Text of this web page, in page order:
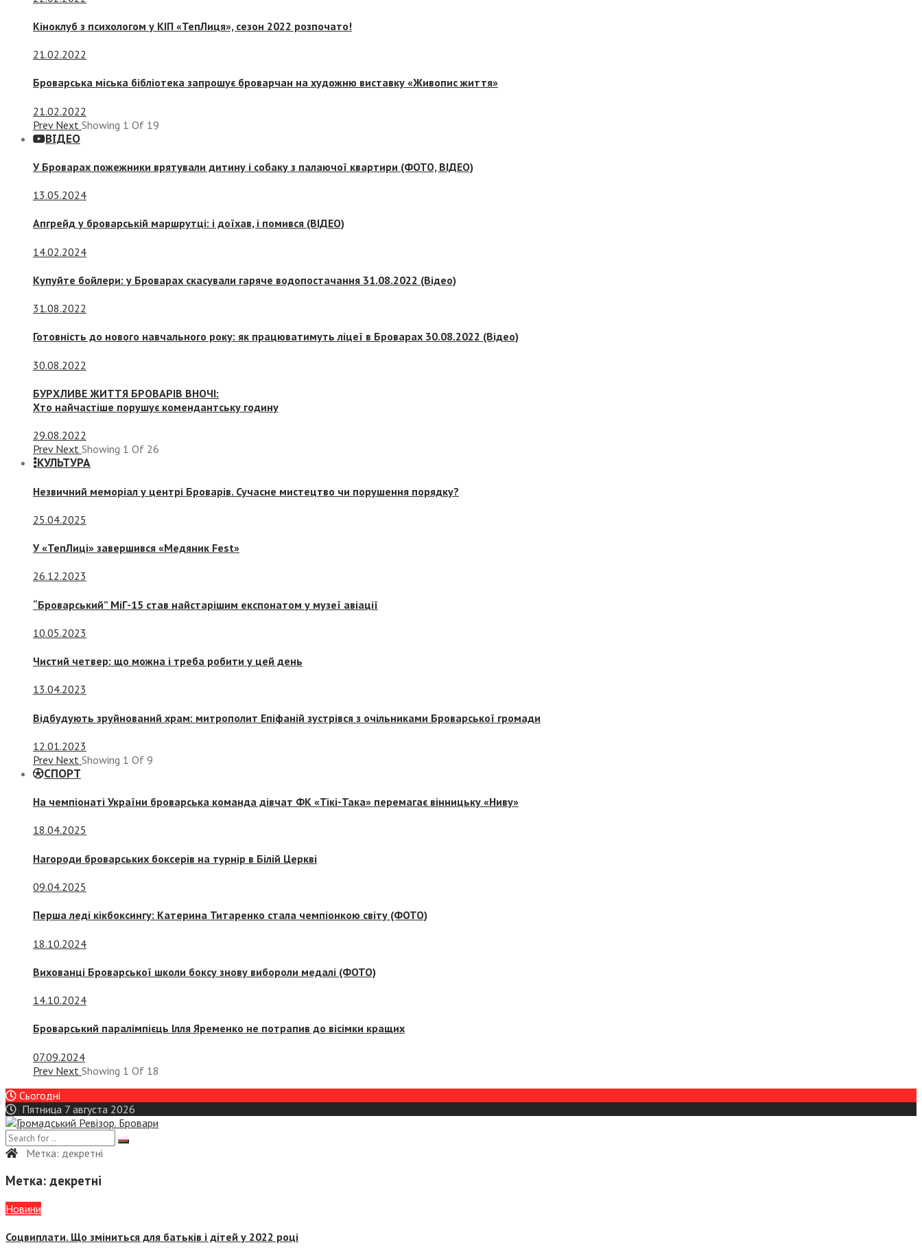
Кіноклуб з психологом у КІП «ТепЛиця», сезон 2022 розпочато!
21.02.2022
Броварська міська бібліотека запрошує броварчан на художню виставку «Живопис життя»
21.02.2022
Prev Next Showing 1 Of 19
ВІДЕО
У Броварах пожежники врятували дитину і собаку з палаючої квартири (ФОТО, ВІДЕО)
13.05.2024
Апгрейд у броварській маршрутці: і доїхав, і помився (ВІДЕО)
14.02.2024
Купуйте бойлери: у Броварах скасували гаряче водопостачання 31.08.2022 (Відео)
31.08.2022
Готовність до нового навчального року: як працюватимуть ліцеї в Броварах 30.08.2022 (Відео)
30.08.2022
БУРХЛИВЕ ЖИТТЯ БРОВАРІВ ВНОЧІ:
Хто найчастіше порушує комендантську годину
29.08.2022
Prev Next Showing 1 Of 26
КУЛЬТУРА
Незвичний меморіал у центрі Броварів. Сучасне мистецтво чи порушення порядку?
25.04.2025
У «ТепЛиці» завершився «Медяник Fest»
26.12.2023
“Броварський” МіГ-15 став найстарішим експонатом у музеї авіації
10.05.2023
Чистий четвер: що можна і треба робити у цей день
13.04.2023
Відбудують зруйнований храм: митрополит Епіфаній зустрівся з очільниками Броварської громади
12.01.2023
Prev Next Showing 1 Of 9
СПОРТ
На чемпіонаті України броварська команда дівчат ФК «Тікі-Така» перемагає вінницьку «Ниву»
18.04.2025
Нагороди броварських боксерів на турнір в Білій Церкві
09.04.2025
Перша леді кікбоксингу: Катерина Титаренко стала чемпіонкою світу (ФОТО)
18.10.2024
Вихованці Броварської школи боксу знову вибороли медалі (ФОТО)
14.10.2024
Броварський паралімпієць Ілля Яременко не потрапив до вісімки кращих
07.09.2024
Prev Next Showing 1 Of 18
Сьогодні
Пятница 7 августа 2026
Метка: декретні
Метка: декретні
Новини
Соцвиплати. Що зміниться для батьків і дітей у 2022 році